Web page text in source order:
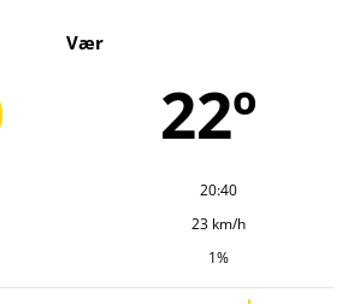
Vær
22º
20:40
23 km/h
1%